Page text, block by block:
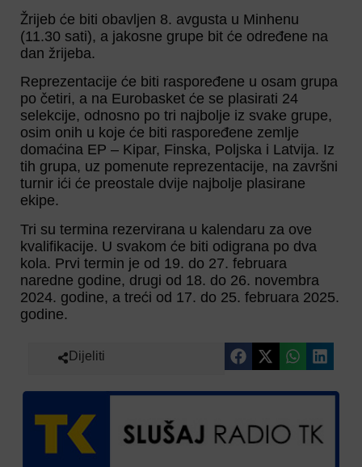
Žrijeb će biti obavljen 8. avgusta u Minhenu
(11.30 sati), a jakosne grupe bit će određene na
dan žrijeba.
Reprezentacije će biti raspoređene u osam grupa
po četiri, a na Eurobasket će se plasirati 24
selekcije, odnosno po tri najbolje iz svake grupe,
osim onih u koje će biti raspoređene zemlje
domaćina EP – Kipar, Finska, Poljska i Latvija. Iz
tih grupa, uz pomenute reprezentacije, na završni
turnir ići će preostale dvije najbolje plasirane
ekipe.
Tri su termina rezervirana u kalendaru za ove
kvalifikacije. U svakom će biti odigrana po dva
kola. Prvi termin je od 19. do 27. februara
naredne godine, drugi od 18. do 26. novembra
2024. godine, a treći od 17. do 25. februara 2025.
godine.
Dijeliti